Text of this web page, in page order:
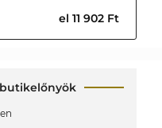
el 11 902 Ft